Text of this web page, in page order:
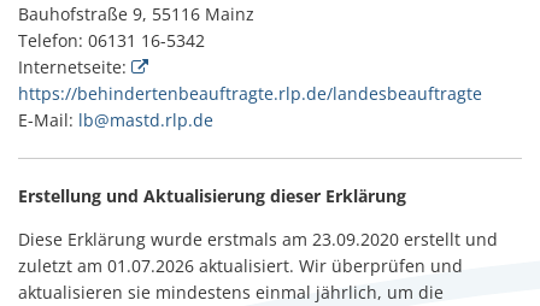
Bauhofstraße 9, 55116 Mainz
Telefon: 06131 16-5342
Internetseite:
https://behindertenbeauftragte.rlp.de/landesbeauftragte
E-Mail: lb@mastd.rlp.de
Erstellung und Aktualisierung dieser Erklärung
Diese Erklärung wurde erstmals am 23.09.2020 erstellt und
zuletzt am 01.07.2026 aktualisiert. Wir überprüfen und
aktualisieren sie mindestens einmal jährlich, um die